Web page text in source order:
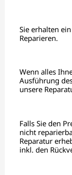
Sie erhalten
Reparieren.
Wenn alles
Ausführung
unsere
Falls Sie den
nicht
Reparatur
inkl. den